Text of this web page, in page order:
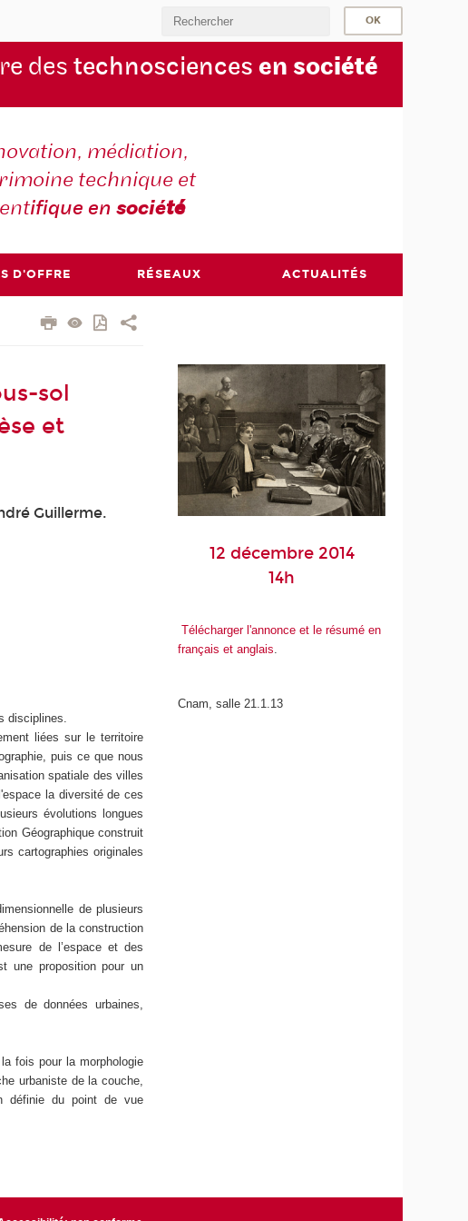
destechnosciences en société
médiation,
technique et
ifique ensociété
D'OFFRE RÉSEAUX ACTUALITÉS
sol
et
Guillerme.
disciplines.
liées sur le territoire
puis ce que nous
spatiale des villes
la diversité de ces
évolutions longues
Géographique construit
cartographies originales
de plusieurs
de la construction
de l’espace et des
une proposition pour un
de données urbaines,
fois pour la morphologie
urbaniste de la couche,
définie du point de vue
12 décembre 2014
14h
Télécharger l'annonce et le résumé en
français et anglais.
Cnam, salle 21.1.13